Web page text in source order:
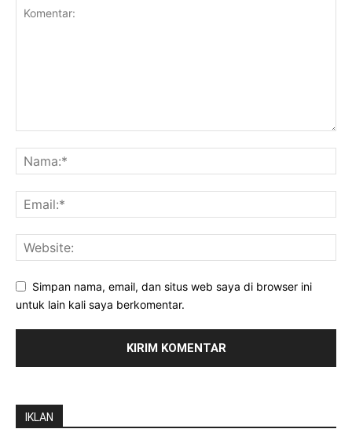
Simpan nama, email, dan situs web saya di browser ini
untuk lain kali saya berkomentar.
IKLAN